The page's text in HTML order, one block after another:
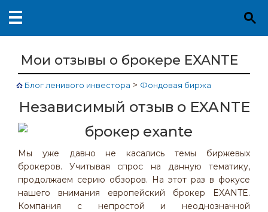
Мои отзывы о брокере EXANTE
Блог ленивого инвестора > Фондовая биржа
Независимый отзыв о EXANTE
Мы уже давно не касались темы биржевых
брокеров. Учитывая спрос на данную тематику,
продолжаем серию обзоров. На этот раз в фокусе
нашего внимания европейский брокер EXANTE.
Компания с непростой и неоднозначной